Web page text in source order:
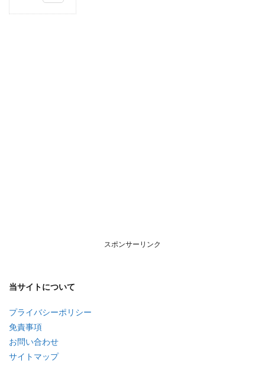
スポンサーリンク
当サイトについて
プライバシーポリシー
免責事項
お問い合わせ
サイトマップ